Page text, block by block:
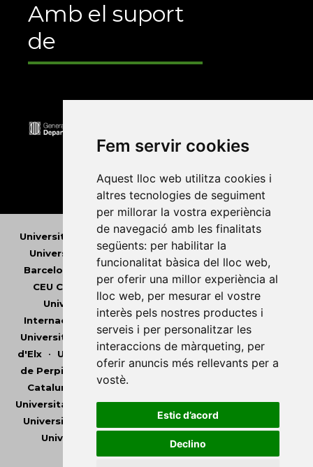
Fem servir cookies
Aquest lloc web utilitza cookies i
altres tecnologies de seguiment
per millorar la vostra experiència
de navegació amb les finalitats
següents: per habilitar la
funcionalitat bàsica del lloc web,
per oferir una millor experiència al
lloc web, per mesurar el vostre
interès pels nostres productes i
serveis i per personalitzar les
interaccions de màrqueting, per
oferir anuncis més rellevants per a
vostè.
Estic d’acord
Declino
Amb el suport
de
Universitat Abat Oliba CEU•Universitat d'Alacant
Universitat d'Andorra•Universitat Autònoma de
Barcelona
Universitat de Barcelona•Universitat
CEU Cardenal Herrera•Universitat de Girona •
Universitat de les Illes Balears•
Universitat
Internacional de Catalunya•Universitat Jaume I
Universitat de Lleida• Universitat Miguel Hernández
d'Elx• Universitat Oberta de Catalunya•Universitat
de Perpinyà Via Domitia•Universitat Politècnica de
Catalunya
Universitat Politècnica de València
Universitat Pompeu Fabra•Universitat Ramon Llull
Universitat Rovira i Virgili
•Universitat de Sàsser
Universitat de València
• Universitat de Vic -
Universitat Central de Catalunya